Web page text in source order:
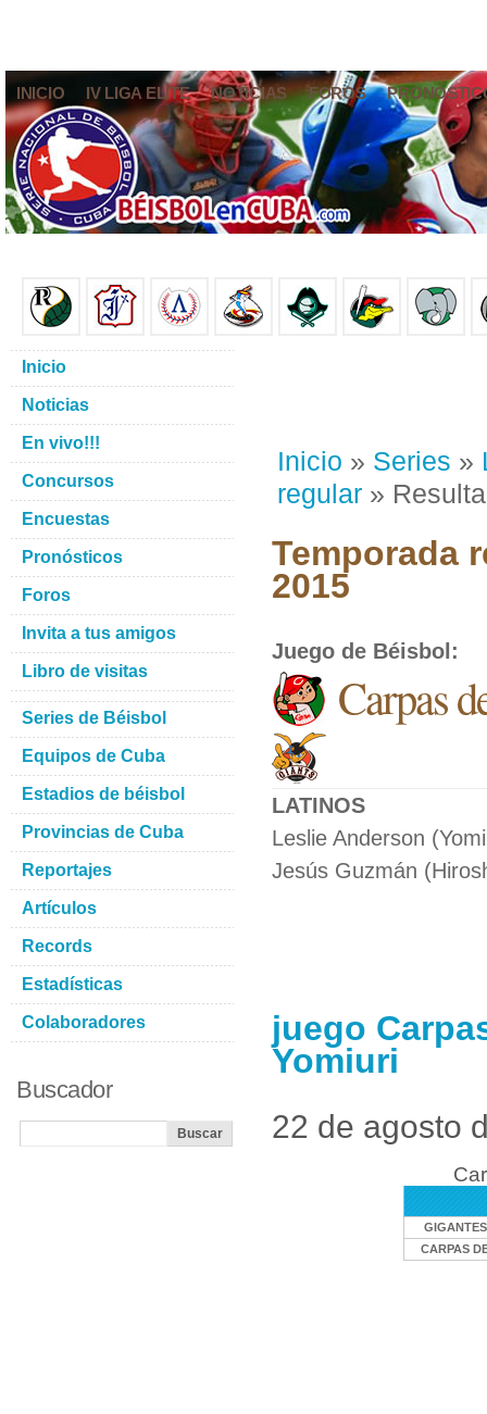
INICIO IV LIGA ELITE NOTICIAS FOROS
Inicio » Series »
regular »
Temporada
2015
Juego de Béisbol :
Carpas
LATINOS
Leslie Anderson
Jesús Guzmán
juego
Yomiuri
22 de agosto
CARPAS
Inicio
Noticias
En vivo!!!
Concursos
Encuestas
Pronósticos
Foros
Invita a tus amigos
Libro de visitas
Series de Béisbol
Equipos de Cuba
Estadios de béisbol
Provincias de Cuba
Reportajes
Artículos
Records
Estadísticas
Colaboradores
Buscador